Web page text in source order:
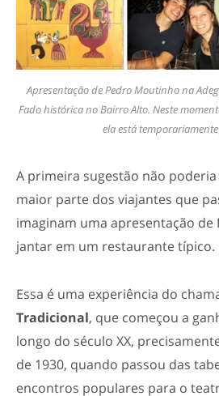
Apresentação de Pedro Moutinho na
Fado histórica no Bairro Alto. Neste
ela está
A primeira sugestão não
maior parte dos viajantes que
imaginam uma apresentação de
jantar em um restaurante típico.
Essa é uma experiência do
Tradicional, que começou a
longo do século XX,
de 1930, quando passou das
encontros populares para o